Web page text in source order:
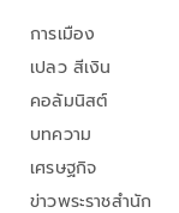
การเมือง
เปลว สีเงิน
คอลัมนิสต์
บทความ
เศรษฐกิจ
ข่าวพระราชสำนัก